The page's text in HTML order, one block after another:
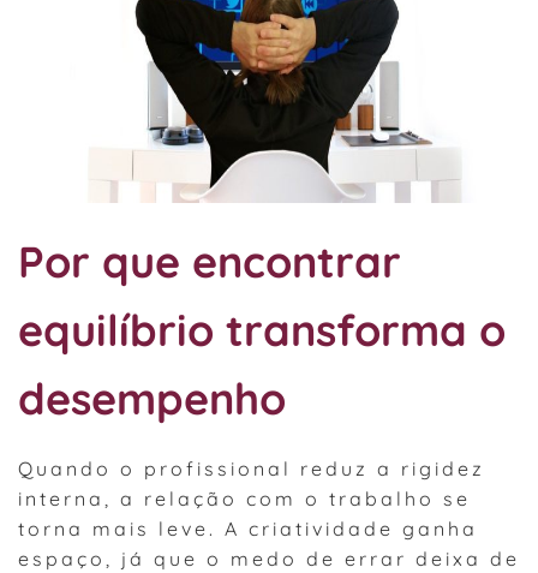
Por que encontrar
equilíbrio transforma o
desempenho
Quando o profissional reduz a rigidez
interna, a relação com o trabalho se
torna mais leve. A criatividade ganha
espaço, já que o medo de errar deixa de